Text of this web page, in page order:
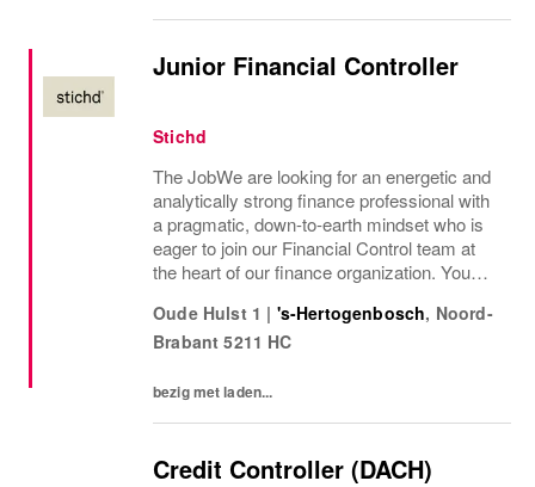
Junior Financial Controller
Stichd
The JobWe are looking for an energetic and
analytically strong finance professional with
a pragmatic, down-to-earth mindset who is
eager to join our Financial Control team at
the heart of our finance organization. You
Finance, Accounting or Business...
Oude Hulst 1 | 's-Hertogenbosch, Noord-
Brabant 5211 HC
bezig met laden...
Credit Controller (DACH)